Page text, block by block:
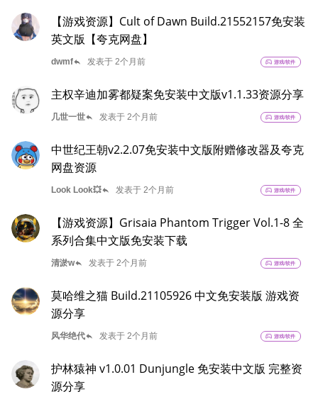
【游戏资源】Cult of Dawn Build.21552157免安装
英文版【夸克网盘】
dwmfreply 发表于 2个月前 sports_esports 游戏/软件
主权辛迪加雾都疑案免安装中文版v1.1.33资源分享
几世一世reply 发表于 2个月前 sports_esports 游戏/软件
中世纪王朝v2.2.07免安装中文版附赠修改器及夸克
网盘资源
Look Look💥reply 发表于 2个月前 sports_esports 游戏/软件
【游戏资源】Grisaia Phantom Trigger Vol.1-8 全
系列合集中文版免安装下载
清淤wreply 发表于 2个月前 sports_esports 游戏/软件
莫哈维之猫 Build.21105926 中文免安装版 游戏资
源分享
风华绝代reply 发表于 2个月前 sports_esports 游戏/软件
护林猿神 v1.0.01 Dunjungle 免安装中文版 完整资
源分享